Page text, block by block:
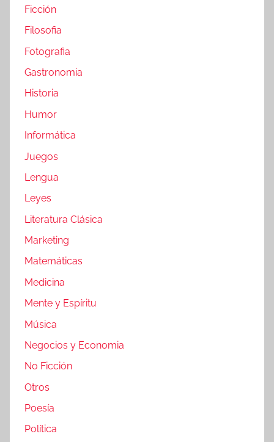
Ficción
Filosofia
Fotografia
Gastronomia
Historia
Humor
Informática
Juegos
Lengua
Leyes
Literatura Clásica
Marketing
Matemáticas
Medicina
Mente y Espíritu
Música
Negocios y Economia
No Ficción
Otros
Poesía
Política